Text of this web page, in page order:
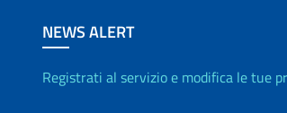
NEWS ALERT
Registrati al servizio e modifica le tue